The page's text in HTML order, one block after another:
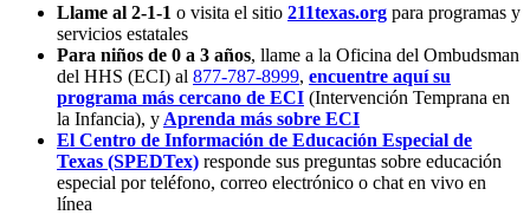
Llame al 2-1-1 o visita el sitio 211texas.org para programas y
servicios estatales
Para niños de 0 a 3 años, llame a la Oficina del Ombudsman
del HHS (ECI) al 877-787-8999, encuentre aquí su
programa más cercano de ECI (Intervención Temprana en
la Infancia), y Aprenda más sobre ECI
El Centro de Información de Educación Especial de
Texas (SPEDTex) responde sus preguntas sobre educación
especial por teléfono, correo electrónico o chat en vivo en
línea